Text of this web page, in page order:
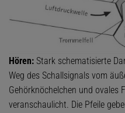
Hören: Stark schematisierte
Weg des Schallsignals vom
Gehörknöchelchen und ovales
veranschaulicht. Die Pfeile